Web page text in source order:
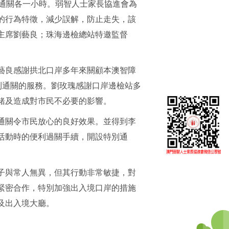
各一小時。弱智人士家長協進會為
行為特徵，減少誤解，防止走失，該
席劉藝良；珠海邊檢總站特邀監督
感謝拱北口岸多年來關顧本澳智障
關的服務。劉玫瑰感謝口岸邊檢站多
造成對市民不必要的影響。
令市民放心的良好效果。並得到李
動時的便利過關手續，開設特別通
常人無異，但其行動非常敏捷，對
密合作，特別加強出入境口岸的措施
入境大廳。